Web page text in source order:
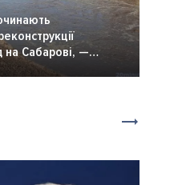
на Сабарові, —